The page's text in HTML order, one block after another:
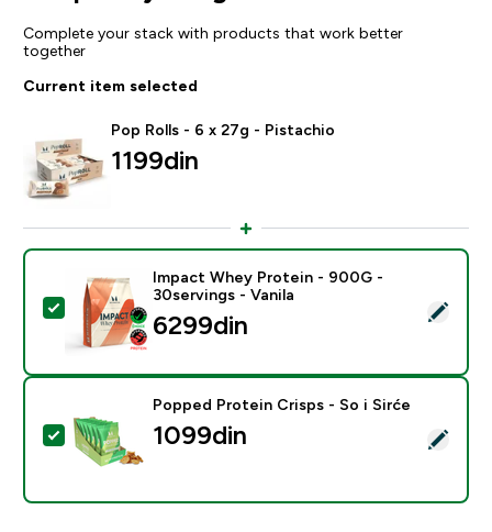
Complete your stack with products that work better
together
Current item selected
Pop Rolls - 6 x 27g - Pistachio
1199din‎
Select this product - Impact Whey Protein - 900G -
Impact Whey Protein - 900G -
30servings - Vanila
6299din‎
Select this product - Popped Protein Crisps - So i
Popped Protein Crisps - So i Sirće
1099din‎